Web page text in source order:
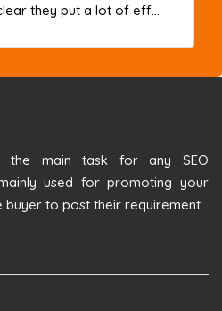
they put a lot of eff...
the main task for any SEO
used for promoting your
buyer to post their requirement.